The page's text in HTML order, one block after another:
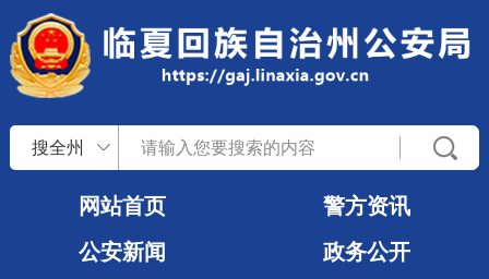
搜全州
网站首页
警方资讯
公安新闻
政务公开